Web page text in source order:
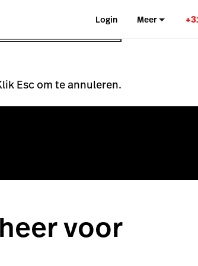
Login Meer
Esc om te annuleren.
voor